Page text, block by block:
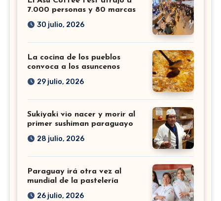
7.000 personas y 80 marcas
30 julio, 2026
La cocina de los pueblos
convoca a los asuncenos
29 julio, 2026
Sukiyaki vio nacer y morir al
primer sushiman paraguayo
28 julio, 2026
Paraguay irá otra vez al
mundial de la pastelería
26 julio, 2026